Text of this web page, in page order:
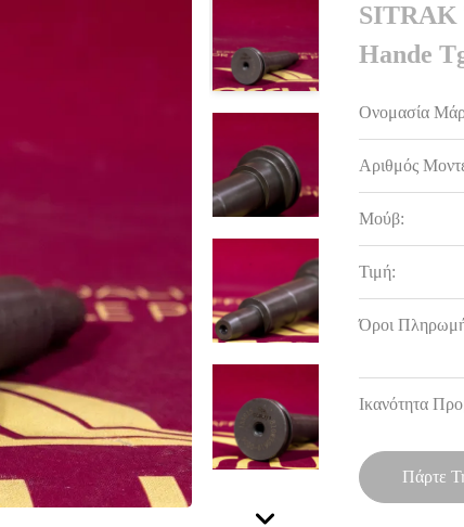
SITRAK
Hande
Ονομασία
Αριθμός
Μούβ:
Τιμή:
Όροι
Ικανότητα
Πάρτε